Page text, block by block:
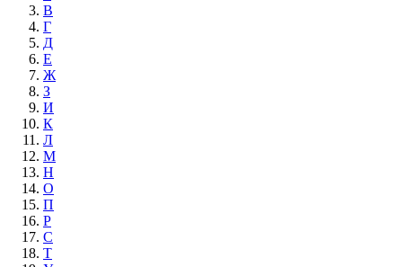
В
Г
Д
Е
Ж
З
И
К
Л
М
Н
О
П
Р
С
Т